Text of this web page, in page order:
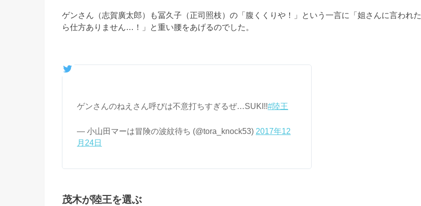
ゲンさん（志賀廣太郎）も冨久子（正司照枝）の「腹くくりや！」という一言に「姐さんに言われた
ら仕方ありません…！」と重い腰をあげるのでした。
ゲンさんのねえさん呼びは不意打ちすぎるぜ…SUKI!!#陸王
— 小山田マーは冒険の波紋待ち (@tora_knock53) 2017年12
月24日
茂木が陸王を選ぶ